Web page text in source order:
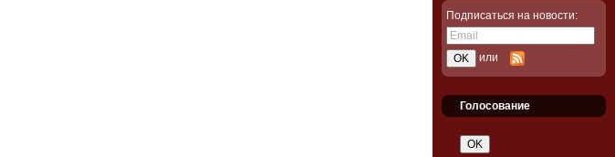
Подписаться на новости:
или
Голосование